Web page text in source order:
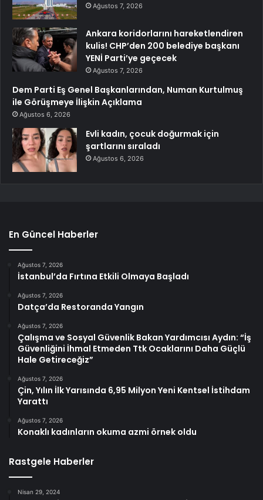
Ağustos 7, 2026
Ankara koridorlarını hareketlendiren
kulis! CHP’den 200 belediye başkanı
YENİ Parti’ye geçecek
Ağustos 7, 2026
Dem Parti Eş Genel Başkanlarından, Numan Kurtulmuş
ile Görüşmeye İlişkin Açıklama
Ağustos 6, 2026
Evli kadın, çocuk doğurmak için
şartlarını sıraladı
Ağustos 6, 2026
En Güncel Haberler
Ağustos 7, 2026
İstanbul’da Fırtına Etkili Olmaya Başladı
Ağustos 7, 2026
Datça’da Restoranda Yangın
Ağustos 7, 2026
Çalışma ve Sosyal Güvenlik Bakan Yardımcısı Aydın: “İş
Güvenliğini İhmal Etmeden Ttk Ocaklarını Daha Güçlü
Hale Getireceğiz”
Ağustos 7, 2026
Çin, Yılın İlk Yarısında 6,95 Milyon Yeni Kentsel İstihdam
Yarattı
Ağustos 7, 2026
Konaklı kadınların okuma azmi örnek oldu
Rastgele Haberler
Nisan 29, 2024